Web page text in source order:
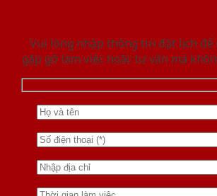
Vui lòng nhập thông tin đặt lịch để
gặp gỡ làm việc hoăc tư vấn mà